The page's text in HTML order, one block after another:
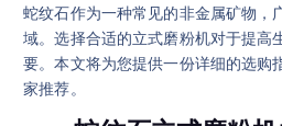
蛇纹石作为一种常见的非金属矿物，
域。选择合适的立式磨粉机对于提高
要。本文将为您提供一份详细的选购
家推荐。